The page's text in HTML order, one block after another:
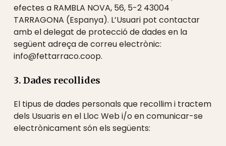
efectes a RAMBLA NOVA, 56, 5-2 43004
TARRAGONA (Espanya). L’Usuari pot contactar
amb el delegat de protecció de dades en la
següent adreça de correu electrònic:
info@fettarraco.coop.
3. Dades recollides
El tipus de dades personals que recollim i tractem
dels Usuaris en el Lloc Web i/o en comunicar-se
electrònicament són els següents: